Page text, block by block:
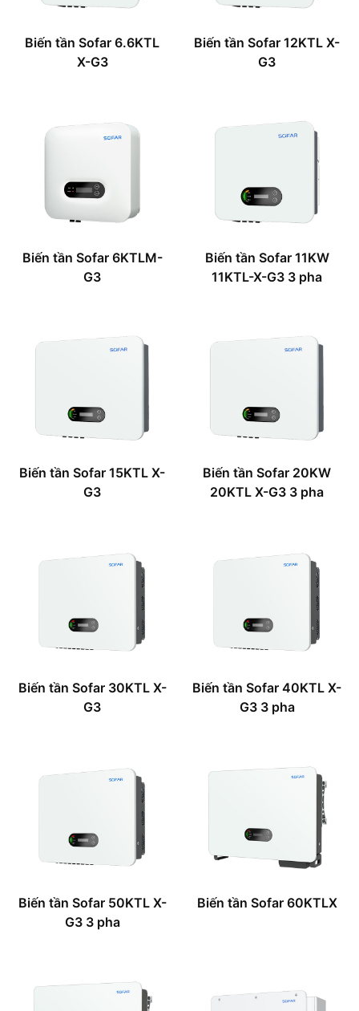
Biến tần Sofar 6.6KTL
X-G3
Biến tần Sofar 12KTL X-
G3
Biến tần Sofar 6KTLM-
G3
Biến tần Sofar 11KW
11KTL-X-G3 3 pha
Biến tần Sofar 15KTL X-
G3
Biến tần Sofar 20KW
20KTL X-G3 3 pha
Biến tần Sofar 30KTL X-
G3
Biến tần Sofar 40KTL X-
G3 3 pha
Biến tần Sofar 50KTL X-
G3 3 pha
Biến tần Sofar 60KTLX